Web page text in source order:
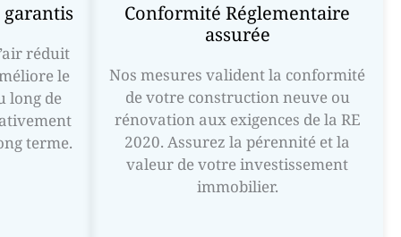
réduit
le
long de
terme.
Conformité Réglementaire
assurée
Nos mesures valident la conformité
de votre construction neuve ou
rénovation aux exigences de la RE
2020. Assurez la pérennité et la
valeur de votre investissement
immobilier.